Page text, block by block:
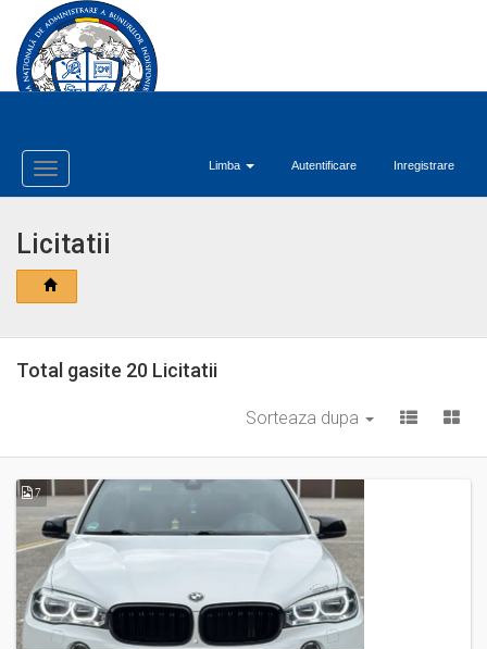
Limba Autentificare Inregistrare
Toggle
Navigation
Licitatii
Total gasite 20 Licitatii
Sorteaza dupa
7